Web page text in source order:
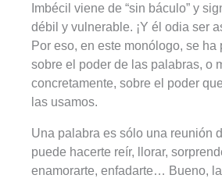
Imbécil viene de “sin báculo” y
débil y vulnerable. ¡Y él odia ser
Por eso, en este monólogo, se ha
sobre el poder de las palabras, o
concretamente, sobre el poder
las usamos.
Una palabra es sólo una reunión
puede hacerte reír, llorar,
enamorarte, enfadarte… Bueno,